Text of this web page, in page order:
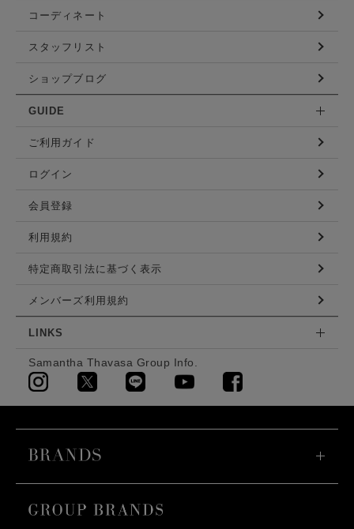
コーディネート
スタッフリスト
ショップブログ
GUIDE
ご利用ガイド
ログイン
会員登録
利用規約
特定商取引法に基づく表示
メンバーズ利用規約
LINKS
Samantha Thavasa Group Info.